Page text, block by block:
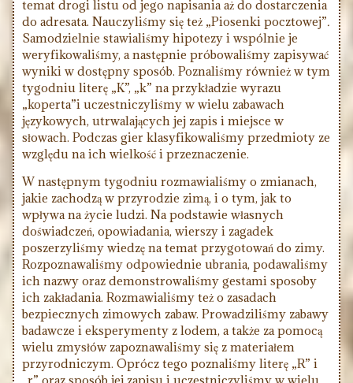
temat drogi listu od jego napisania aż do dostarczenia
do adresata. Nauczyliśmy się też „Piosenki pocztowej”.
Samodzielnie stawialiśmy hipotezy i wspólnie je
weryfikowaliśmy, a następnie próbowaliśmy zapisywać
wyniki w dostępny sposób. Poznaliśmy również w tym
tygodniu literę „K”, „k” na przykładzie wyrazu
„koperta”i uczestniczyliśmy w wielu zabawach
językowych, utrwalających jej zapis i miejsce w
słowach. Podczas gier klasyfikowaliśmy przedmioty ze
względu na ich wielkość i przeznaczenie.
W następnym tygodniu rozmawialiśmy o zmianach,
jakie zachodzą w przyrodzie zimą, i o tym, jak to
wpływa na życie ludzi. Na podstawie własnych
doświadczeń, opowiadania, wierszy i zagadek
poszerzyliśmy wiedzę na temat przygotowań do zimy.
Rozpoznawaliśmy odpowiednie ubrania, podawaliśmy
ich nazwy oraz demonstrowaliśmy gestami sposoby
ich zakładania. Rozmawialiśmy też o zasadach
bezpiecznych zimowych zabaw. Prowadziliśmy zabawy
badawcze i eksperymenty z lodem, a także za pomocą
wielu zmysłów zapoznawaliśmy się z materiałem
przyrodniczym. Oprócz tego poznaliśmy literę „R” i